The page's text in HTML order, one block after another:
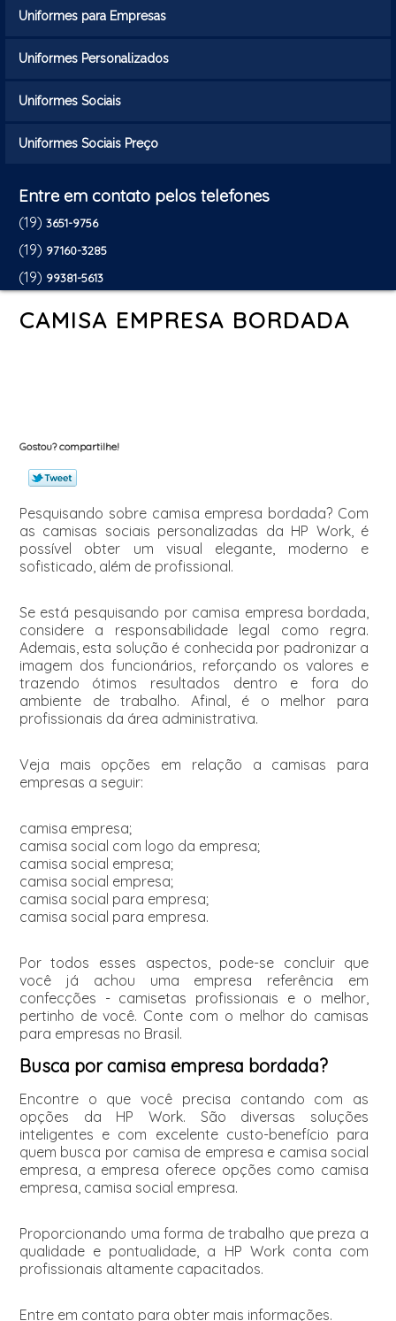
Uniformes para Empresas
Uniformes Personalizados
Uniformes Sociais
Uniformes Sociais Preço
Entre em contato pelos telefones
(19) 3651-9756
(19) 97160-3285
(19) 99381-5613
CAMISA EMPRESA BORDADA
Gostou? compartilhe!
Pesquisando sobre camisa empresa bordada? Com
as camisas sociais personalizadas da HP Work, é
possível obter um visual elegante, moderno e
sofisticado, além de profissional.
Se está pesquisando por camisa empresa bordada,
considere a responsabilidade legal como regra.
Ademais, esta solução é conhecida por padronizar a
imagem dos funcionários, reforçando os valores e
trazendo ótimos resultados dentro e fora do
ambiente de trabalho. Afinal, é o melhor para
profissionais da área administrativa.
Veja mais opções em relação a camisas para
empresas a seguir:
camisa empresa;
camisa social com logo da empresa;
camisa social empresa;
camisa social empresa;
camisa social para empresa;
camisa social para empresa.
Por todos esses aspectos, pode-se concluir que
você já achou uma empresa referência em
confecções - camisetas profissionais e o melhor,
pertinho de você. Conte com o melhor do camisas
para empresas no Brasil.
Busca por camisa empresa bordada?
Encontre o que você precisa contando com as
opções da HP Work. São diversas soluções
inteligentes e com excelente custo-benefício para
quem busca por camisa de empresa e camisa social
empresa, a empresa oferece opções como camisa
empresa, camisa social empresa.
Proporcionando uma forma de trabalho que preza a
qualidade e pontualidade, a HP Work conta com
profissionais altamente capacitados.
Entre em contato para obter mais informações.